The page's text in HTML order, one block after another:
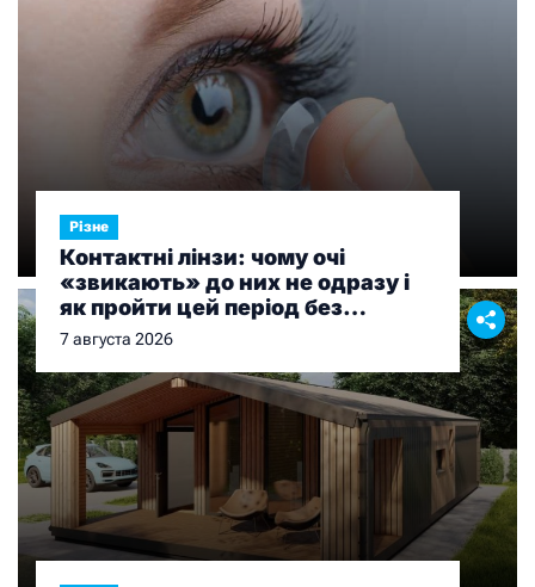
Різне
Контактні лінзи: чому очі
«звикають» до них не одразу і
як пройти цей період без
дискомфорту
7 августа 2026